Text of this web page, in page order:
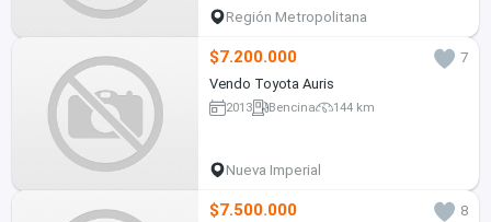
Región Metropolitana
$7.200.000
7
Vendo Toyota Auris
2013 Bencina 144 km
Nueva Imperial
$7.500.000
8